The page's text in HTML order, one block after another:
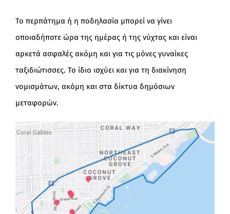
Το περπάτημα ή η ποδηλασία μπορεί να γίνει
οποιαδήποτε ώρα της ημέρας ή της νύχτας και είναι
αρκετά ασφαλές ακόμη και για τις μόνες γυναίκες
ταξιδιώτισσες. Το ίδιο ισχύει και για τη διακίνηση
νομισμάτων, ακόμη και στα δίκτυα δημόσιων
μεταφορών.